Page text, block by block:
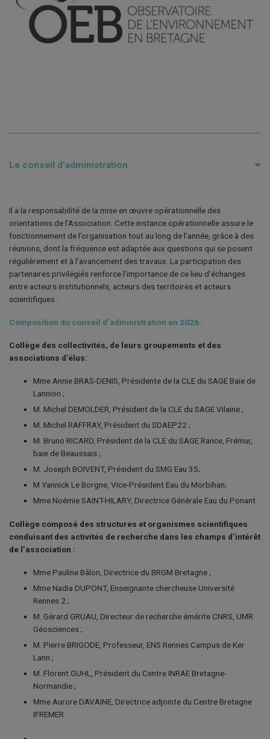
Le conseil d’administration
Il a la responsabilité de la mise en œuvre opérationnelle des
orientations de l’Association. Cette instance opérationnelle assure le
fonctionnement de l’organisation tout au long de l’année, grâce à des
réunions, dont la fréquence est adaptée aux questions qui se posent
régulièrement et à l’avancement des travaux. La participation des
partenaires privilégiés renforce l’importance de ce lieu d’échanges
entre acteurs institutionnels, acteurs des territoires et acteurs
scientifiques :
Composition du conseil d’administration en 2026 :
Collège des collectivités, de leurs groupements et des
associations d’élus:
Mme Annie BRAS-DENIS, Présidente de la CLE du SAGE Baie de
Lannion ;
M. Michel DEMOLDER, Président de la CLE du SAGE Vilaine ;
M. Michel RAFFRAY, Président du SDAEP22 ;
M. Bruno RICARD, Président de la CLE du SAGE Rance, Frémur,
baie de Beaussais ;
M. Joseph BOIVENT, Président du SMG Eau 35;
M Yannick Le Borgne, Vice-Président Eau du Morbihan;
Mme Noémie SAINT-HILARY, Directrice Générale Eau du Ponant
Collège composé des structures et organismes scientifiques
conduisant des activités de recherche dans les champs d’intérêt
de l’association :
Mme Pauline Bâlon, Directrice du BRGM Bretagne ;
Mme Nadia DUPONT, Enseignante chercheuse Université
Rennes 2 ;
M. Gérard GRUAU, Directeur de recherche émérite CNRS, UMR
Géosciences ;
M. Pierre BRIGODE, Professeur, ENS Rennes Campus de Ker
Lann ;
M. Florent GUHL, Président du Centre INRAE Bretagne-
Normandie ;
Mme Aurore DAVAINE, Directrice adjointe du Centre Bretagne
IFREMER